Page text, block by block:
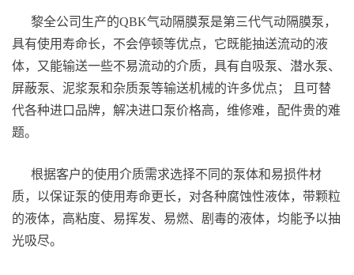
黎全公司生产的QBK气动隔膜泵是第三代气动隔膜泵，
具有使用寿命长，不会停顿等优点，它既能抽送流动的液
体，又能输送一些不易流动的介质，具有自吸泵、潜水泵、
屏蔽泵、泥浆泵和杂质泵等输送机械的许多优点； 且可替
代各种进口品牌，解决进口泵价格高，维修难，配件贵的难
题。
根据客户的使用介质需求选择不同的泵体和易损件材
质，以保证泵的使用寿命更长，对各种腐蚀性液体，带颗粒
的液体，高粘度、易挥发、易燃、剧毒的液体，均能予以抽
光吸尽。